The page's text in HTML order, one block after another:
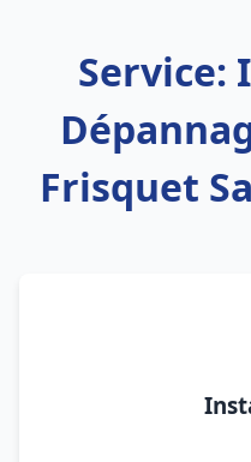
Service:
Frisquet